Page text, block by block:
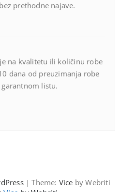
prethodne najave.
na kvalitetu ili količinu robe
dana od preuzimanja robe
listu.
| Theme: Vice by Webriti